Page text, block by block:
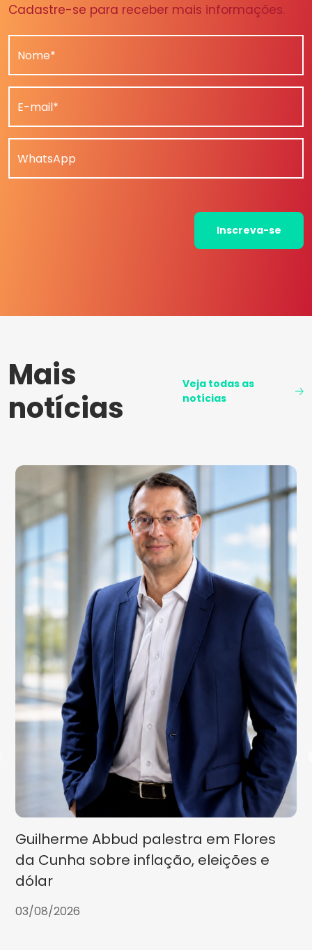
Cadastre-se para receber mais informações.
Nome*
E-mail*
WhatsApp
Inscreva-se
Mais
notícias
Veja todas as
notícias
Guilherme Abbud palestra em Flores
da Cunha sobre inflação, eleições e
dólar
03/08/2026